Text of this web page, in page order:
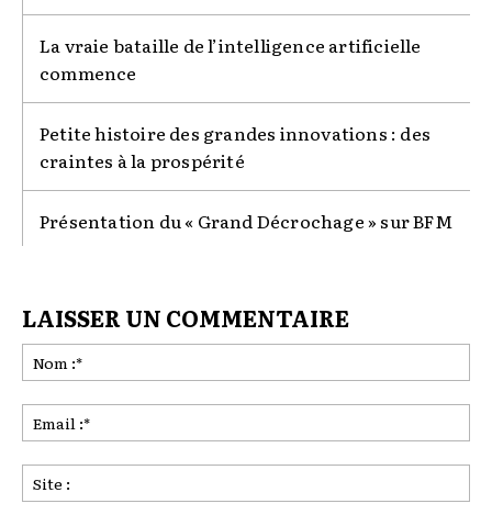
La vraie bataille de l’intelligence artificielle
commence
Petite histoire des grandes innovations : des
craintes à la prospérité
Présentation du « Grand Décrochage » sur BFM
LAISSER UN COMMENTAIRE
:*
:*
: